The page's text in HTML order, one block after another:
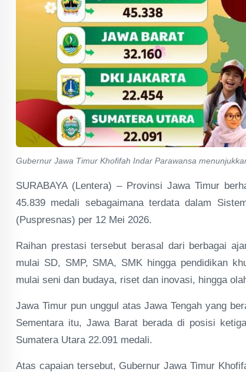
Gubernur Jawa Timur Khofifah Indar Parawansa
SURABAYA (Lentera) – Provinsi Jawa Timur
45.839 medali sebagaimana terdata dalam
(Puspresnas) per 12 Mei 2026.
Raihan prestasi tersebut berasal dari berbagai
mulai SD, SMP, SMA, SMK hingga pendidikan
mulai seni dan budaya, riset dan inovasi, hingga
Jawa Timur pun unggul atas Jawa Tengah yang
Sementara itu, Jawa Barat berada di posisi
Sumatera Utara 22.091 medali.
Atas capaian tersebut, Gubernur Jawa Timur